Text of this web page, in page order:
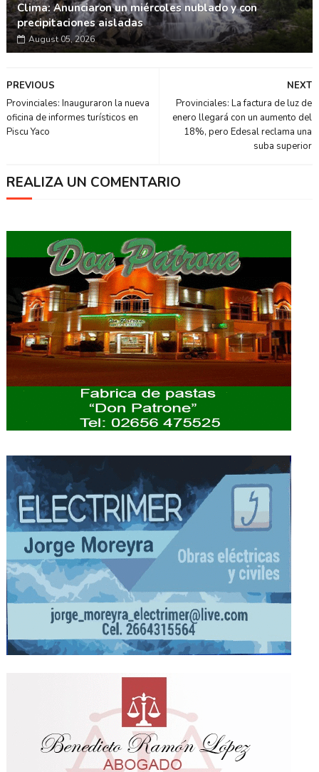
Clima: Anunciaron un miércoles nublado y con
precipitaciones aisladas
August 05, 2026
NEXT
Provinciales: La factura de luz de
enero llegará con un aumento del
18%, pero Edesal reclama una
suba superior
PREVIOUS
Provinciales: Inauguraron la nueva
oficina de informes turísticos en
Piscu Yaco
REALIZA UN COMENTARIO